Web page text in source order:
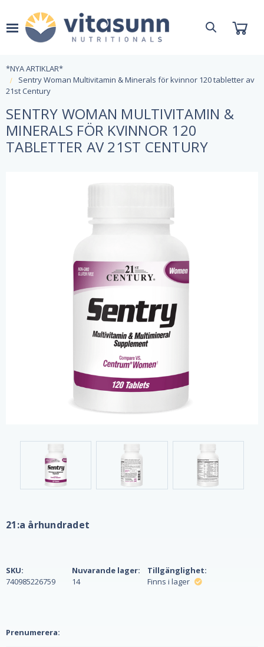
*NYA ARTIKLAR*
Sentry Woman Multivitamin & Minerals för kvinnor 120 tabletter av
21st Century
SENTRY WOMAN MULTIVITAMIN &
MINERALS FÖR KVINNOR 120
TABLETTER AV 21ST CENTURY
21:a århundradet
SKU:
740985226759
Nuvarande lager:
14
Tillgänglighet:
Finns i lager
Prenumerera: